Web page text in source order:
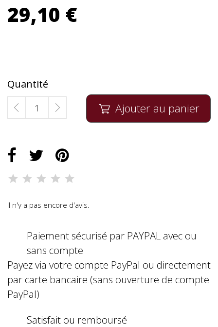
29,10 €
Quantité
 Ajouter au panier
Il n'y a pas encore d'avis.
Paiement sécurisé par PAYPAL avec ou
sans compte
Payez via votre compte PayPal ou directement
par carte bancaire (sans ouverture de compte
PayPal)
Satisfait ou remboursé